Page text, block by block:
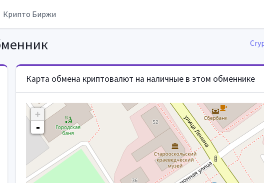
Крипто Биржи
Карта обмена криптовалют на наличные в этом обменнике
+
-